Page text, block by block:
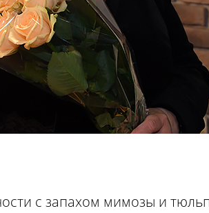
с запахом мимозы и